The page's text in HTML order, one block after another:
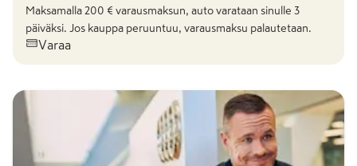
Maksamalla 200 € varausmaksun, auto varataan sinulle 3
päiväksi. Jos kauppa peruuntuu, varausmaksu palautetaan.
Varaa